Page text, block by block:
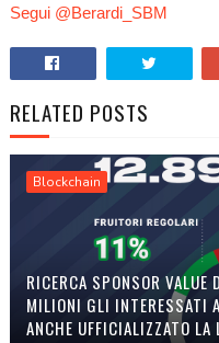
Segui @Berardi_SBM
RELATED POSTS
Blockchain
RICERCA SPONSOR
MILIONI GLI INTERESSATI
ANCHE UFFICIALIZZATO LA